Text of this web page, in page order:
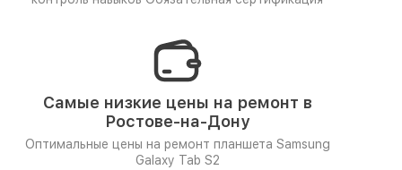
Самые низкие цены на ремонт в
Ростове-на-Дону
Оптимальные цены на ремонт планшета Samsung
Galaxy Tab S2